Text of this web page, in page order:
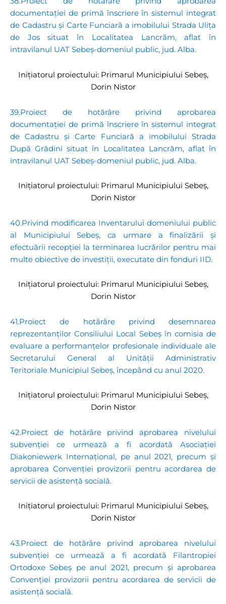
documentației de primă înscriere în sistemul integrat
de Cadastru și Carte Funciară a imobilului Strada Ulița
de Jos situat în Localitatea Lancrăm, aflat în
intravilanul UAT Sebeș-domeniul public, jud. Alba.
Inițiatorul proiectului: Primarul Municipiului Sebeș,
Dorin Nistor
39.Proiect de hotărâre privind aprobarea
documentației de primă înscriere în sistemul integrat
de Cadastru și Carte Funciară a imobilului Strada
După Grădini situat în Localitatea Lancrăm, aflat în
intravilanul UAT Sebeș-domeniul public, jud. Alba.
Inițiatorul proiectului: Primarul Municipiului Sebeș,
Dorin Nistor
40.Privind modificarea Inventarului domeniului public
al Municipiului Sebeș, ca urmare a finalizării și
efectuării recepției la terminarea lucrărilor pentru mai
multe obiective de investiții, executate din fonduri IID.
Inițiatorul proiectului: Primarul Municipiului Sebeș,
Dorin Nistor
41.Proiect de hotărâre privind desemnarea
reprezentanților Consiliului Local Sebeș în comisia de
evaluare a performanțelor profesionale individuale ale
Secretarului General al Unității Administrativ
Teritoriale Municipiul Sebeș, începând cu anul 2020.
Inițiatorul proiectului: Primarul Municipiului Sebeș,
Dorin Nistor
42.Proiect de hotărâre privind aprobarea nivelului
subvenției ce urmează a fi acordată Asociației
Diakoniewerk Internațional, pe anul 2021, precum și
aprobarea Convenției provizorii pentru acordarea de
servicii de asistență socială.
Inițiatorul proiectului: Primarul Municipiului Sebeș,
Dorin Nistor
43.Proiect de hotărâre privind aprobarea nivelului
subvenției ce urmează a fi acordată Filantropiei
Ortodoxe Sebeș pe anul 2021, precum și aprobarea
Convenției provizorii pentru acordarea de servicii de
asistență socială.